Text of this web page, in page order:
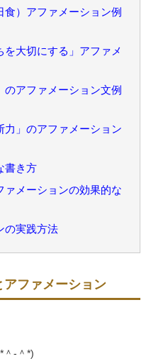
）アファメーション例
を大切にする」アファメ
のアファメーション文例
力」のアファメーション
書き方
ァメーションの効果的な
の実践方法
アファメーション
＾-＾*)